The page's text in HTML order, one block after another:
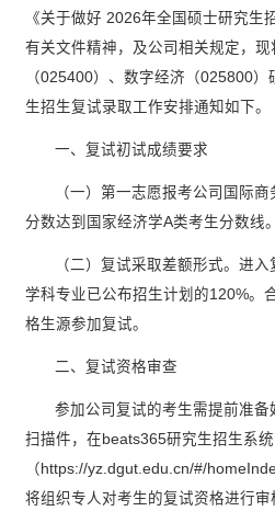
《关于做好 2026年全国硕士研究生
有关文件精神，及公司相关规定， 现
（025400）、数字经济（025800
生招生复试录取工作安排通知如下。
一、复试初试成绩要求
（一）第一志愿报考公司国际
分数达到国家经济学A类考生分数线。
（二）复试采取差额形式。进
学科专业已公布招生计划的120%。
格生源参加复试。
二、复试资格审查
参加公司复试的考生需提前准
扫描件，在beats365研究生招生系统
（https://yz.dgut.edu.cn/#/
将组织专人对考生的复试资格进行